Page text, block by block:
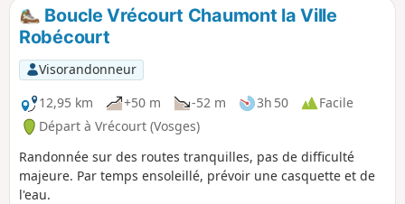
Boucle Vrécourt Chaumont la Ville
Robécourt
Visorandonneur
12,95 km
+50 m -52 m 3h 50
Facile
Départ à Vrécourt (Vosges)
Randonnée sur des routes tranquilles, pas de difficulté
majeure. Par temps ensoleillé, prévoir une casquette et de
l'eau.